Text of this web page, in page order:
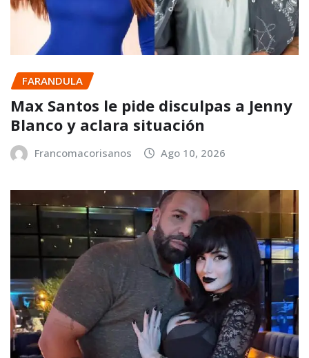
FARANDULA
Max Santos le pide disculpas a Jenny
Blanco y aclara situación
Francomacorisanos Ago 10, 2026